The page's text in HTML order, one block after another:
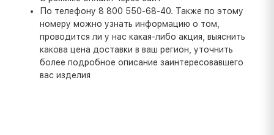
По телефону 8 800 550-68-40. Также по этому
номеру можно узнать информацию о том,
проводится ли у нас какая-либо акция, выяснить
какова цена доставки в ваш регион, уточнить
более подробное описание заинтересовавшего
вас изделия